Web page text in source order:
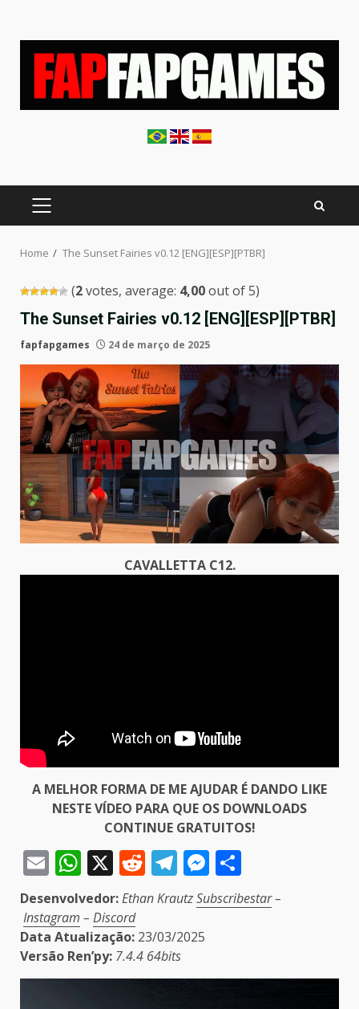
PRIMARY
MENU
Home The Sunset Fairies v0.12 [ENG][ESP][PTBR]
(2votes, average: 4,00out of 5)
The Sunset Fairies v0.12 [ENG][ESP][PTBR]
fapfapgames 24 de março de 2025
CAVALLETTA C12.
A MELHOR FORMA DE ME AJUDAR É DANDO LIKE
NESTE VÍDEO PARA QUE OS DOWNLOADS
CONTINUE GRATUITOS!
EmailWhatsApp
X Reddit
Telegram
Messenger
Desenvolvedor:Ethan KrautzSubscribestar–
Instagram – Discord
Data Atualização: 23/03/2025
Versão Ren’py: 7.4.4 64bits